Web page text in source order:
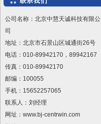
公司名称：北京中慧天诚科技有限公
司
地址：北京市石景山区城通街26号
电话：010-89942170，89942167
传真：010-89942170
邮编：100055
手机：15652257065
联系人：刘经理
网址：www.bj-centrwin.com